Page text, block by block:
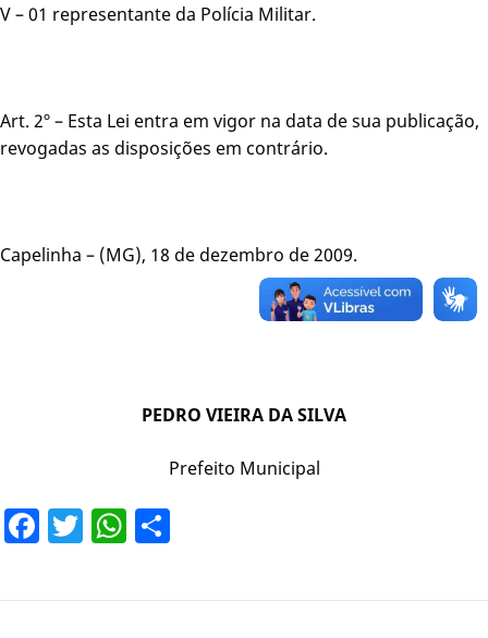
V – 01 representante da Polícia Militar.
Art. 2º – Esta Lei entra em vigor na data de sua publicação,
revogadas as disposições em contrário.
Capelinha – (MG), 18 de dezembro de 2009.
PEDRO VIEIRA DA SILVA
Prefeito Municipal
Facebook
TwitterWhatsApp